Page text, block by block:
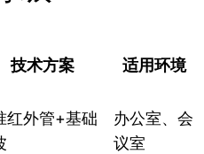
技术方案 适用环境
红外管+基础
办公室、会
议室